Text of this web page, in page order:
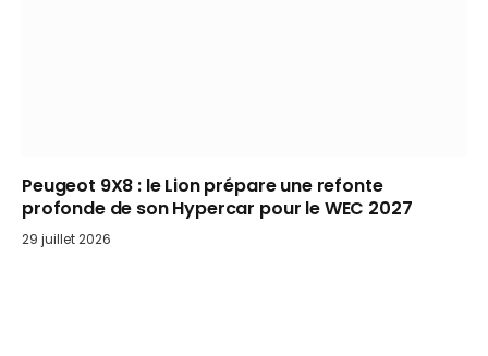
Peugeot 9X8 : le Lion prépare une refonte
profonde de son Hypercar pour le WEC 2027
29 juillet 2026